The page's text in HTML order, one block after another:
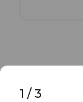
1 /3